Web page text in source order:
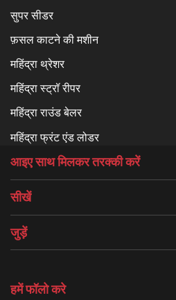
सुपर सीडर
फ़सल काटने की मशीन
महिंद्रा थ्रेशर
महिंद्रा स्ट्रॉ रीपर
महिंद्रा राउंड बेलर
महिंद्रा फ्रंट एंड लोडर
आइए साथ मिलकर तरक्की करें
सीखें
जुड़ें
हमें फॉलो करे